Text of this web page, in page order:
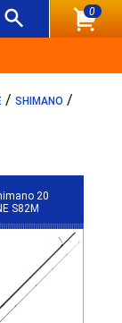
0
/ SHIMANO /
20
S82M